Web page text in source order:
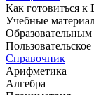
Как готовиться к
Учебные
Справочник
Арифметика
Алгебра